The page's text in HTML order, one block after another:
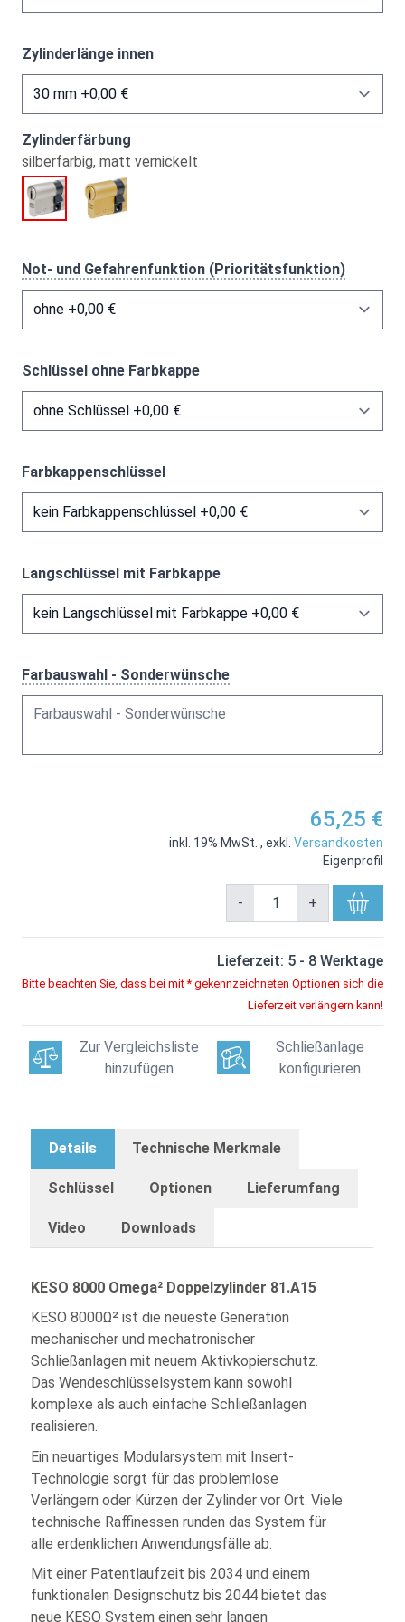
Zylinderlänge innen
Zylinderfärbung
silberfarbig, matt vernickelt
Not- und Gefahrenfunktion (Prioritätsfunktion)
Schlüssel ohne Farbkappe
Farbkappenschlüssel
Langschlüssel mit Farbkappe
Farbauswahl - Sonderwünsche
65,25 €
inkl. 19% MwSt. , exkl. Versandkosten
Eigenprofil
- +
Lieferzeit: 5 - 8 Werktage
Bitte beachten Sie, dass bei mit * gekennzeichneten Optionen sich die
Lieferzeit verlängern kann!
Zur Vergleichsliste
hinzufügen
Schließanlage
konfigurieren
Details Technische Merkmale
Schlüssel Optionen Lieferumfang
Video Downloads
KESO 8000 Omega² Doppelzylinder 81.A15
KESO 8000Ω² ist die neueste Generation
mechanischer und mechatronischer
Schließanlagen mit neuem Aktivkopierschutz.
Das Wendeschlüsselsystem kann sowohl
komplexe als auch einfache Schließanlagen
realisieren.
Ein neuartiges Modularsystem mit Insert-
Technologie sorgt für das problemlose
Verlängern oder Kürzen der Zylinder vor Ort. Viele
technische Raffinessen runden das System für
alle erdenklichen Anwendungsfälle ab.
Mit einer Patentlaufzeit bis 2034 und einem
funktionalen Designschutz bis 2044 bietet das
neue KESO System einen sehr langen